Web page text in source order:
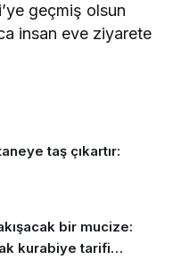
geçmiş olsun
insan eve ziyarete
taş çıkartır:
bir mucize:
kurabiye tarifi…